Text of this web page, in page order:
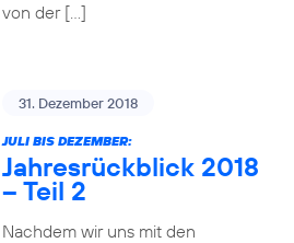
von der […]
31. Dezember 2018
JULI BIS DEZEMBER:
Jahresrückblick 2018
– Teil 2
Nachdem wir uns mit den